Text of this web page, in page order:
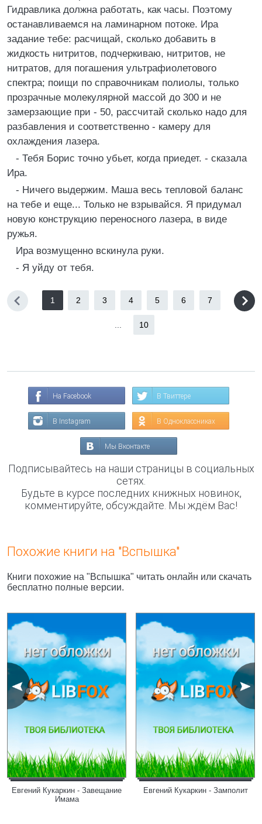
Гидравлика должна работать, как часы. Поэтому
останавливаемся на ламинарном потоке. Ира
задание тебе: расчищай, сколько добавить в
жидкость нитритов, подчеркиваю, нитритов, не
нитратов, для погашения ультрафиолетового
спектра; поищи по справочникам полиолы, только
прозрачные молекулярной массой до 300 и не
замерзающие при - 50, рассчитай сколько надо для
разбавления и соответственно - камеру для
охлаждения лазера.
- Тебя Борис точно убьет, когда приедет. - сказала
Ира.
- Ничего выдержим. Маша весь тепловой баланс
на тебе и еще... Только не взрывайся. Я придумал
новую конструкцию переносного лазера, в виде
ружья.
Ира возмущенно вскинула руки.
- Я уйду от тебя.
1 2 3 4 5 6 7
10
На Facebook В Твиттере
В Instagram В Одноклассниках
Мы Вконтакте
Подписывайтесь на наши страницы в социальных
сетях.
Будьте в курсе последних книжных новинок,
комментируйте, обсуждайте. Мы ждём Вас!
Похожие книги на "Вспышка"
Книги похожие на "Вспышка" читать онлайн или скачать
бесплатно полные версии.
Евгений Кукаркин - Завещание
Имама
Евгений Кукаркин - Замполит